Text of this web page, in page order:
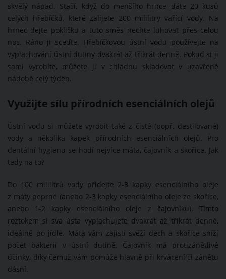
skvělý nápad. Stačí, když do menšího hrnce dáte 20 kusů
celých hřebíčků, které zalijete 200 mililitry vařící vody. Na
hrnec dejte pokličku a tuto směs nechte luhovat přes celou
noc. Ráno ji sceďte. Hřebíčkovou ústní vodu používejte na
vyplachování ústní dutiny dvakrát až třikrát denně. Pokud si ji
sami vyrobíte, můžete ji v chladnu skladovat v uzavřené
nádobě celý týden.
Využijte sílu přírodních esenciálních olejů
Ústní vodu si můžete vyrobit také z čisté (popř. destilované)
vody a několika kapek přírodních esenciálních olejů. Pro
dentální hygienu se hodí nejvíce máta, čajovník a skořice. Jak
tedy na to?
Do 100 mililitrů vody přidejte 2-3 kapky esenciálního oleje
z máty peprné (anebo 2-3 kapky esenciálního oleje ze skořice,
anebo 1-2 kapky esenciálního oleje z čajovníku). Tímto
roztokem si svá ústa vyplachujete dvakrát až třikrát denně,
ideálně po jídle. Máta vám zajistí svěží dech a skořice sníží
počet bakterií v ústní dutině. Čajovník má protizánětlivé
účinky, díky čemuž vám pomůže hlavně při krvácení či zánětu
dásní.